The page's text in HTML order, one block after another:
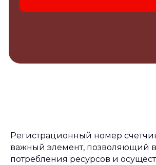
Регистрационный номер
важный элемент, позволяющий
потребления ресурсов и